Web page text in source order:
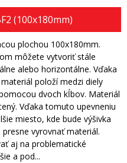
(100x180mm)
plochou 100x180mm.
môžete vytvoriť stále
alebo horizontálne. Vďaka
položí medzi diely
dvoch kĺbov. Materiál
Vďaka tomuto upevneniu
miesto, kde bude výšivka
vyrovnať materiál.
aj na problematické
a pod...